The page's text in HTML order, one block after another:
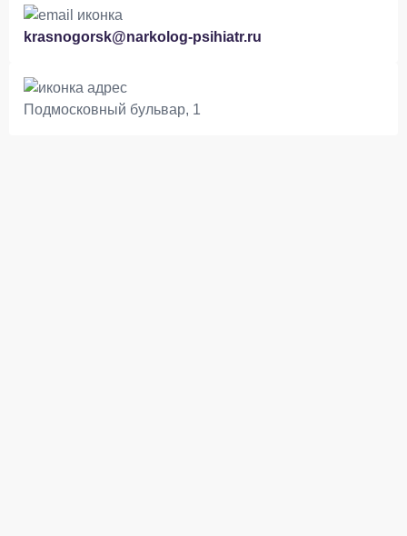
krasnogorsk@narkolog-psihiatr.ru
Подмосковный бульвар, 1